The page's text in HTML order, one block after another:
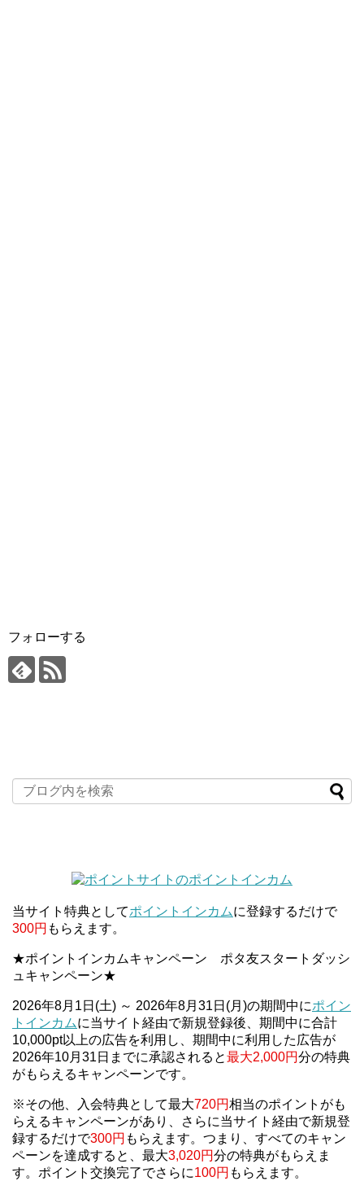
フォローする
当サイト特典としてポイントインカムに登録するだけで
300円 もらえます。
★ポイントインカムキャンペーン ポタ友スタートダッシ
ュキャンペーン★
2026年8月1日(土) ～ 2026年8月31日(月)の期間中にポイン
トインカムに当サイト経由で新規登録後、期間中に合計
10,000pt以上の広告を利用し、期間中に利用した広告が
2026年10月31日までに承認されると最大2,000円分の特典
がもらえるキャンペーンです。
※その他、入会特典として最大720円相当のポイントがも
らえるキャンペーンがあり、さらに当サイト経由で新規登
録するだけで300円 もらえます。つまり、すべてのキャン
ペーンを達成すると、最大3,020円分の特典がもらえま
す。ポイント交換完了でさらに100円 もらえます。